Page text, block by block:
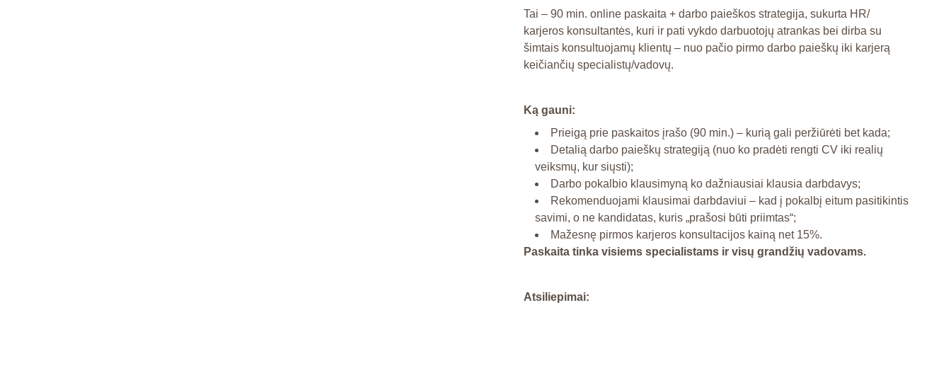
Tai – 90 min. online paskaita + darbo paieškos strategija, sukurta HR/
karjeros konsultantės, kuri ir pati vykdo darbuotojų atrankas bei dirba su
šimtais konsultuojamų klientų – nuo pačio pirmo darbo paieškų iki karjerą
keičiančių specialistų/vadovų.
Ką gauni:
Prieigą prie paskaitos įrašo (90 min.) – kurią gali peržiūrėti bet kada;
Detalią darbo paieškų strategiją (nuo ko pradėti rengti CV iki realių
veiksmų, kur siųsti);
Darbo pokalbio klausimyną ko dažniausiai klausia darbdavys;
Rekomenduojami klausimai darbdaviui – kad į pokalbį eitum pasitikintis
savimi, o ne kandidatas, kuris „prašosi būti priimtas“;
Mažesnę pirmos karjeros konsultacijos kainą net 15%.
Paskaita tinka visiems specialistams ir visų grandžių vadovams.
Atsiliepimai: